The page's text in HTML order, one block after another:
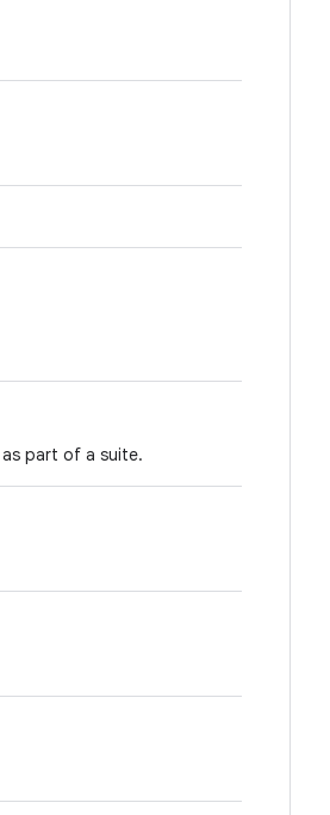
part of a suite.